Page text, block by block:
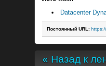
Datacenter
Постоянный URL:
« Назад к